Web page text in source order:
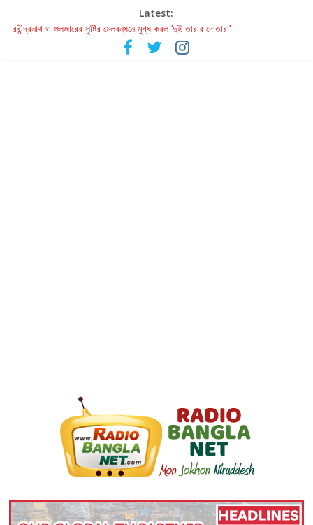
Latest:
রবীন্দ্রনাথ ও গুলজারের সৃষ্টির মেলবন্ধনে মুগ্ধ করল ‘দুই তারার দোতারা’
কলের গান থেকে রীলস্ — বাঙালির গান শোনার বিবর্তনের গল্প
জগন্নাথমঙ্গলম্ — বাংলায় প্রথমবার মঞ্চে এবার রথযাত্রার উদযাপন